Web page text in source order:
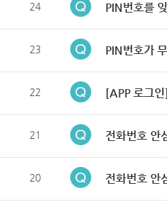
24 PIN번호를
23 PIN번호가
22 [APP 로그
21 전화번호 안
20 전화번호 안